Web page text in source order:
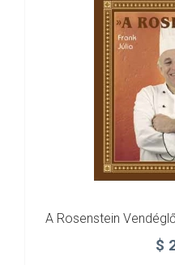
A Rosenstein
$